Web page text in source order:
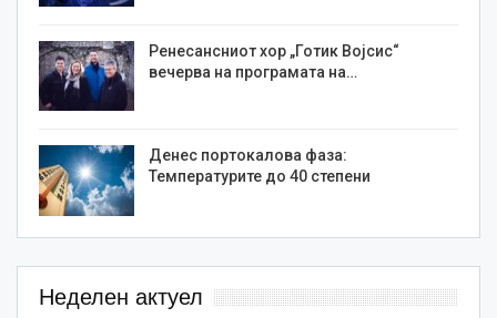
Ренесансниот хор „Готик Војсис“
вечерва на програмата на…
Денес портокалова фаза:
Температурите до 40 степени
Неделен актуел